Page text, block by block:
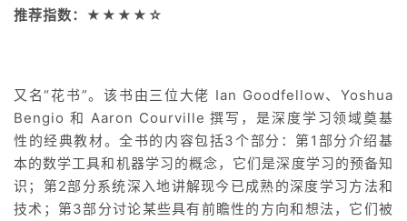
推荐指数：★★★ ★☆
又名“花书”。该书由三位大佬 Ian Goodfellow、Yoshua
Bengio 和 Aaron Courville 撰写，是深度学习领域奠基
性的经典教材。全书的内容包括3个部分：第1部分介绍基
本的数学工具和机器学习的概念，它们是深度学习的预备知
识；第2部分系统深入地讲解现今已成熟的深度学习方法和
技术；第3部分讨论某些具有前瞻性的方向和想法，它们被